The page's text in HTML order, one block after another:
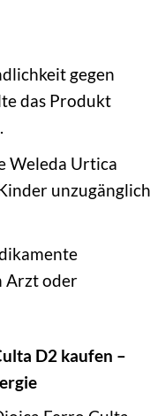
gegen
das Produkt
Weleda Urtica
unzugänglich
Arzt oder
D2 kaufen –